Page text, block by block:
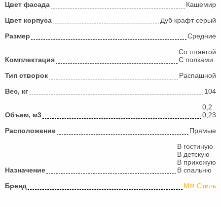
Цвет фасада
Кашемир
Цвет корпуса
Дуб крафт серый
Размер
Средние
Комплектация
Со штангой
С полками
Тип створок
Распашной
Вес, кг
104
Объем, м3
0,2
0,23
Расположение
Прямые
Назначение
В гостиную
В детскую
В прихожую
В спальню
Бренд
МФ Стиль